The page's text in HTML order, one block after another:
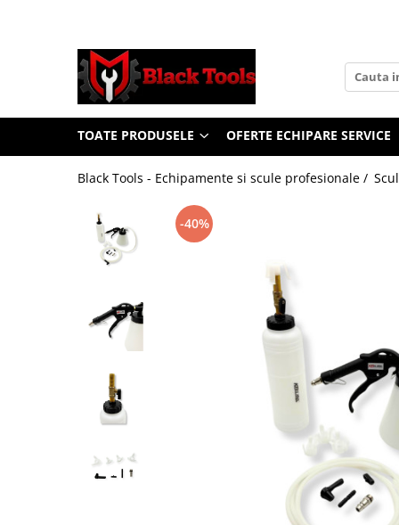
Toate Produsele
Scule Service Auto
Chei Si Truse De Chei
Chei Combinate Cu Clichet
Clesti Si Seturi De Clesti
Clesti autoblocanti
Clesti pentru sigurante
Clesti reglabili pentru tevi
Clima/Aer conditionat
Dispozitive de sablat & accesorii
TOATE PRODUSELE OFERTE ECHIPARE SERVICE
Black Tools - Echipamente si scule profesionale /
-40%